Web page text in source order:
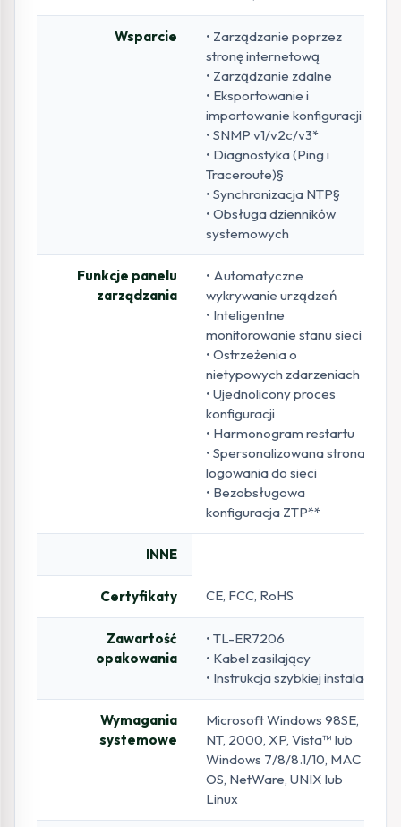
Wsparcie
• Zarządzanie poprzez
stronę internetową
• Zarządzanie zdalne
• Eksportowanie i
importowanie konfiguracji
• SNMP v1/v2c/v3*
• Diagnostyka (Ping i
Traceroute)§
• Synchronizacja NTP§
• Obsługa dzienników
systemowych
Funkcje panelu
zarządzania
• Automatyczne
wykrywanie urządzeń
• Inteligentne
monitorowanie stanu sieci
• Ostrzeżenia o
nietypowych zdarzeniach
• Ujednolicony proces
konfiguracji
• Harmonogram restartu
• Spersonalizowana strona
logowania do sieci
• Bezobsługowa
konfiguracja ZTP**
INNE
Certyfikaty CE, FCC, RoHS
Zawartość
opakowania
• TL-ER7206
• Kabel zasilający
• Instrukcja szybkiej instalacji
Wymagania
systemowe
Microsoft Windows 98SE,
NT, 2000, XP, Vista™ lub
Windows 7/8/8.1/10, MAC
OS, NetWare, UNIX lub
Linux